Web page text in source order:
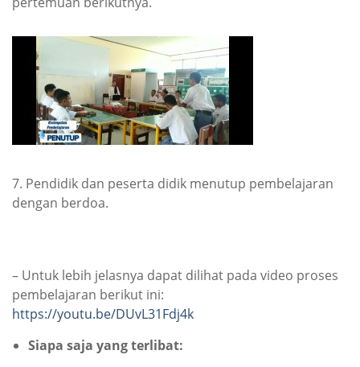
7. Pendidik dan peserta didik menutup pembelajaran
dengan berdoa.
– Untuk lebih jelasnya dapat dilihat pada video proses
pembelajaran berikut ini:
https://youtu.be/DUvL31Fdj4k
Siapa saja yang terlibat: